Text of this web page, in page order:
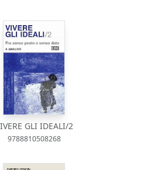
GLI IDEALI/2
9788810508268